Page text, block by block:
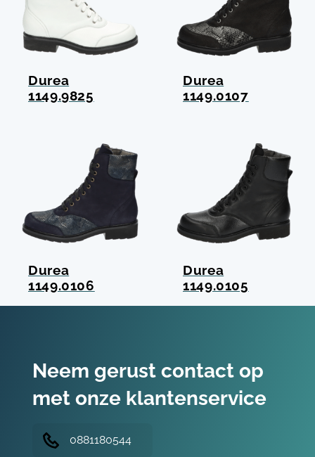
Durea
1149.9825
Durea
1149.0107
Durea
1149.0106
Durea
1149.0105
Neem gerust contact op
met onze klantenservice
0881180544